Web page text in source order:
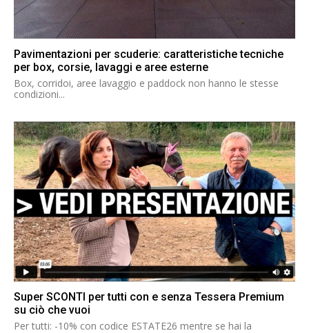
Pavimentazioni per scuderie: caratteristiche tecniche
per box, corsie, lavaggi e aree esterne
Box, corridoi, aree lavaggio e paddock non hanno le stesse
condizioni...
Super SCONTI per tutti con e senza Tessera Premium
su ciò che vuoi
Per tutti: -10% con codice ESTATE26 mentre se hai la